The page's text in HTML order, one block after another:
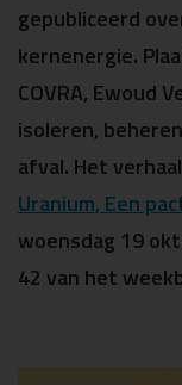
gepubliceerd
kernenergie.
COVRA, Ewoud
isoleren,
afval. Het verhaal
Uranium, Een
woensdag 19
42 van het